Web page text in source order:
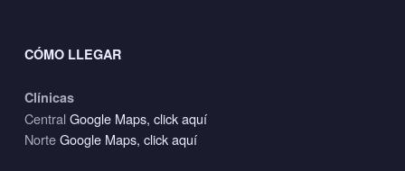
CÓMO LLEGAR
Clínicas
CentralGoogle Maps, click aquí
NorteGoogle Maps, click aquí